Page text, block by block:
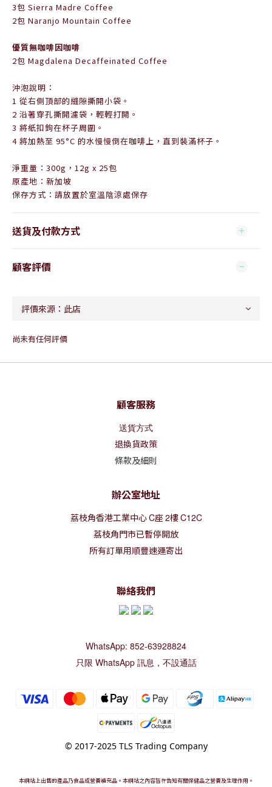
3包 Sierra Madre Coffee
2包 Naranjo Mountain Coffee
優質無咖啡因咖啡
2包 Magdalena Decaffeinated Coffee
沖泡說明：
1 從右側頂部的縫隙撕開小袋。
2 沿著穿孔撕開濾袋，輕輕打開。
3 將紙扣鉤在杯子周圍。
4 將加熱至 95°C 的水慢慢倒在咖啡上，直到裝滿杯子。
淨重量：300g，12g x 25包
原產地：新加坡
保存方式：請放置於室溫陰涼處保存
送貨及付款方式
顧客評價
尚未有任何評價
顧客服務
送貨方式
退換貨政策
條款及細則
辦公室地址
荔枝角香港工業中心C座2樓C12C
荔枝角門市已暫停開放
所有訂單用順豐速運寄出
聯絡我們
WhatsApp: 852-63928824
只限 WhatsApp 訊息，不設通話
© 2017-2025 TLS Trading Company
本網站上出售的產品乃食品或營養補充品。本網站之內容旨在告知有關保健品之營養及生理作用。